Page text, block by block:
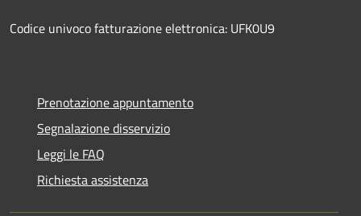
Codice univoco fatturazione elettronica: UFK0U9
Prenotazione appuntamento
Segnalazione disservizio
Leggi le FAQ
Richiesta assistenza